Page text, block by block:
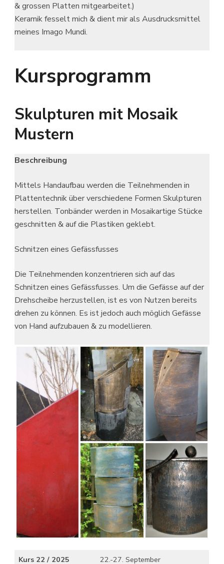
& grossen Platten mitgearbeitet.)
Keramik fesselt mich & dient mir als Ausdrucksmittel
meines Imago Mundi.
Kursprogramm
Skulpturen mit Mosaik
Mustern
Beschreibung
Mittels Handaufbau werden die Teilnehmenden in
Plattentechnik über verschiedene Formen Skulpturen
herstellen. Tonbänder werden in Mosaikartige Stücke
geschnitten & auf die Plastiken geklebt.
Schnitzen eines Gefässfusses
Die Teilnehmenden konzentrieren sich auf das
Schnitzen eines Gefässfusses. Um die Gefässe auf der
Drehscheibe herzustellen, ist es von Nutzen bereits
drehen zu können. Es ist jedoch auch möglich Gefässe
von Hand aufzubauen & zu modellieren.
Kurs 22 / 2025 22.-27. September